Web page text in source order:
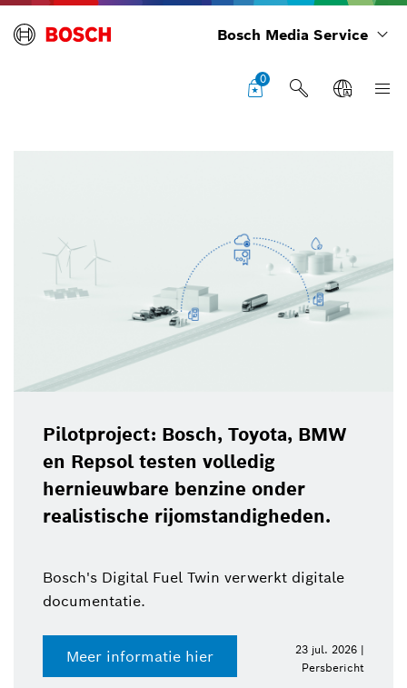
Bosch Media Service
0
Pilotproject: Bosch, Toyota, BMW
en Repsol testen volledig
hernieuwbare benzine onder
realistische rijomstandigheden.
Bosch's Digital Fuel Twin verwerkt digitale
documentatie.
Meer informatie hier
23 jul. 2026 |
Persbericht